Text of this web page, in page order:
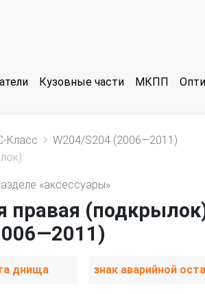
Кузовные части МКПП
Класс
W204/S204 (2006—2011)
«аксессуары»
правая
днища